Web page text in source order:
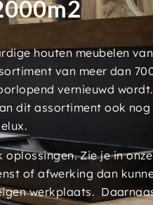
houten meubelen van
van meer dan
vernieuwd wordt.
dit assortiment ook nog
Zie je in onze
of afwerking dan
werkplaats.